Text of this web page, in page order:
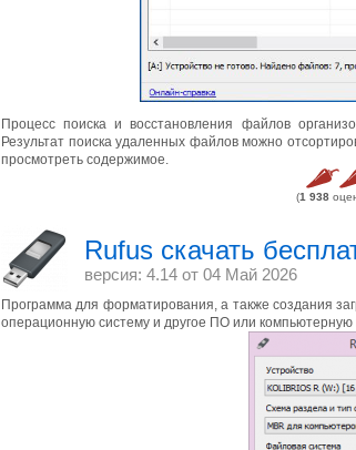
Процесс поиска и восстановления файлов
Результат поиска удаленных файлов можно
просмотреть содержимое.
(1 938
Rufus скачать
версия: 4.14 от 04 Май 2026
Программа для форматирования, а также создания
операционную систему и другое ПО или компьютерную